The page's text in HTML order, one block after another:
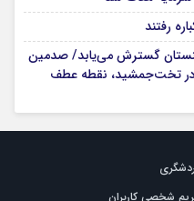
گسترش می‌یابد/ صدمین
در تخت‌جمشید، نقطه عطف
شخصی کاربران